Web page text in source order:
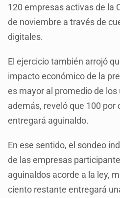
120 empresas activas de la
de noviembre a través de
digitales.
El ejercicio también arrojó
impacto económico de la
es mayor al promedio de los
además, reveló que 100
entregará aguinaldo.
En ese sentido, el sondeo
de las empresas
aguinaldos acorde a la ley,
ciento restante entregará